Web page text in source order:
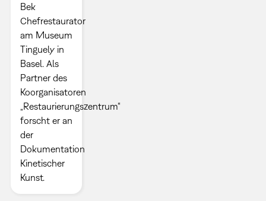
Bek
Chefrestaurator
am Museum
Tinguely in
Basel. Als
Partner des
Koorganisatoren
„Restaurierungszentrum“
forscht er an
der
Dokumentation
Kinetischer
Kunst.